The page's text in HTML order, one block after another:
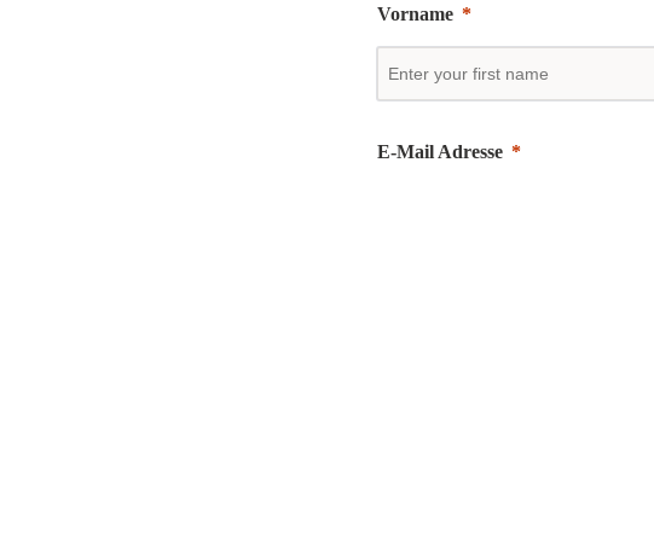
Vorname
E-Mail Adresse